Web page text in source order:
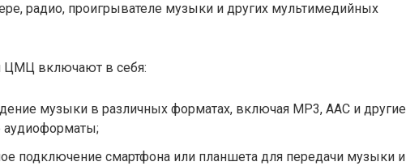
радио, проигрывателе музыки и других мультимедийных
ЦМЦ включают в себя:
музыки в различных форматах, включая MP3, AAC и другие
аудиоформаты;
подключение смартфона или планшета для передачи музыки и